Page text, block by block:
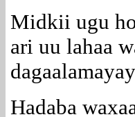
Midkii ugu
ari uu lahaa
Hadaba